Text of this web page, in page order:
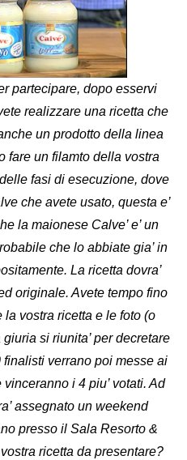
partecipare, dopo esservi
realizzare una ricetta che
un prodotto della linea
fare un filamto della vostra
fasi di esecuzione, dove
che avete usato, questa e’
la maionese Calve’ e’ un
che lo abbiate gia’ in
La ricetta dovra’
originale. Avete tempo fino
la vostra ricetta e le foto (o
si riunita’ per decretare
verrano poi messe ai
i 4 piu’ votati. Ad
assegnato un weekend
presso il Sala Resorto &
ricetta da presentare?